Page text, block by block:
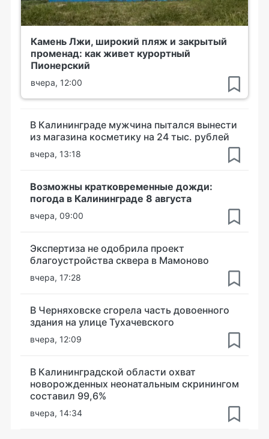
Камень Лжи, широкий пляж и закрытый
променад: как живет курортный
Пионерский
вчера, 12:00
В Калининграде мужчина пытался вынести
из магазина косметику на 24 тыс. рублей
вчера, 13:18
Возможны кратковременные дожди:
погода в Калининграде 8 августа
вчера, 09:00
Экспертиза не одобрила проект
благоустройства сквера в Мамоново
вчера, 17:28
В Черняховске сгорела часть довоенного
здания на улице Тухачевского
вчера, 12:09
В Калининградской области охват
новорожденных неонатальным скринингом
составил 99,6%
вчера, 14:34